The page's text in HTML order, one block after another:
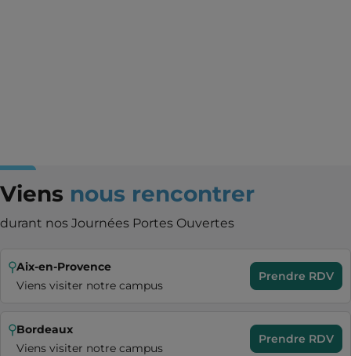
Viens nous rencontrer
durant nos Journées Portes Ouvertes
Aix-en-Provence
Viens visiter notre campus
Prendre RDV
Bordeaux
Viens visiter notre campus
Prendre RDV